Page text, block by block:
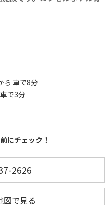
ら 車で8分
で3分
にチェック！
2626
図で見る